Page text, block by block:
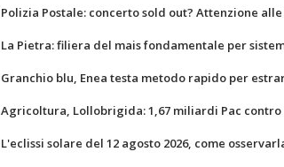
Polizia Postale: concerto sold out? Attenzione
La Pietra: filiera del mais fondamentale per
Granchio blu, Enea testa metodo rapido per
Agricoltura, Lollobrigida: 1,67 miliardi Pac
L'eclissi solare del 12 agosto 2026, come